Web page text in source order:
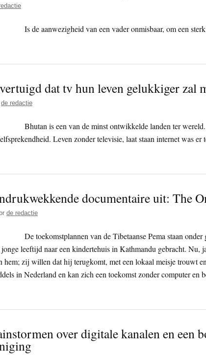
Is de aanwezigheid van een vader onmisbaar, om een
dat tv hun leven gelukkiger zal
de redactie
Bhutan is een van de minst ontwikkelde landen ter
Leven zonder televisie, laat staan internet was er
documentaire uit: The
de redactie
De toekomstplannen van de Tibetaanse Pema staan
leeftijd naar een kindertehuis in Kathmandu gebracht. Nu,
hem; zij willen dat hij terugkomt, met een lokaal meisje trouwt
in Nederland en kan zich een toekomst zonder computer en
over digitale kanalen en een